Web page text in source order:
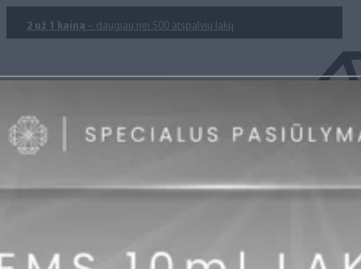
2 už 1 kainą – daugiau nei 500 atspalvių lakų